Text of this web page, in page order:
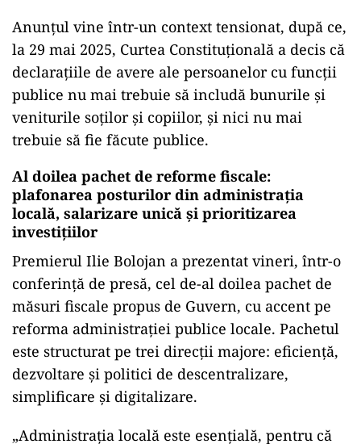
Anunțul vine într-un context tensionat, după ce,
la 29 mai 2025, Curtea Constituțională a decis că
declarațiile de avere ale persoanelor cu funcții
publice nu mai trebuie să includă bunurile și
veniturile soților și copiilor, și nici nu mai
trebuie să fie făcute publice.
Al doilea pachet de reforme fiscale:
plafonarea posturilor din administrația
locală, salarizare unică și prioritizarea
investițiilor
Premierul Ilie Bolojan a prezentat vineri, într-o
conferință de presă, cel de-al doilea pachet de
măsuri fiscale propus de Guvern, cu accent pe
reforma administrației publice locale. Pachetul
este structurat pe trei direcții majore: eficiență,
dezvoltare și politici de descentralizare,
simplificare și digitalizare.
„Administrația locală este esențială, pentru că